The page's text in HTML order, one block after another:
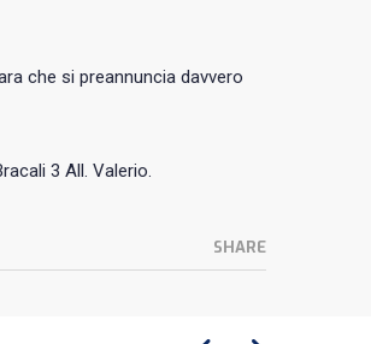
che si preannuncia davvero
3 All. Valerio.
SHARE